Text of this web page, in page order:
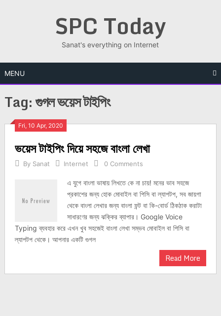
SPC Today
Sanat's everything on Internet
MENU
Tag:গুগল ভয়েস টাইপিং
Fri, 10 Apr, 2020
ভয়েস টাইপিং দিয়ে সহজে বাংলা লেখা
By Sanat Internet 0 Comments
এ যুগে বাংলা ভাষায় লিখতে কে না চায়! মনের ভাব সহজে
প্রকাশের জন্য হোক মোবাইল বা পিসি বা ল্যাপটপ, সব জায়গা
থেকে বাংলা লেখার জন্য বাংলা ফন্ট বা কি-বোর্ড ঠিকঠাক করাটা
সাধারণের জন্য ঝক্কির ব্যাপার। Google Voice
Typing ব্যবহার করে এখন খুব সহজেই বাংলা লেখা সম্ভব মোবাইল বা পিসি বা
ল্যাপটপ থেকে। আপনার একটি গুগল
Read More
Posts
navigation